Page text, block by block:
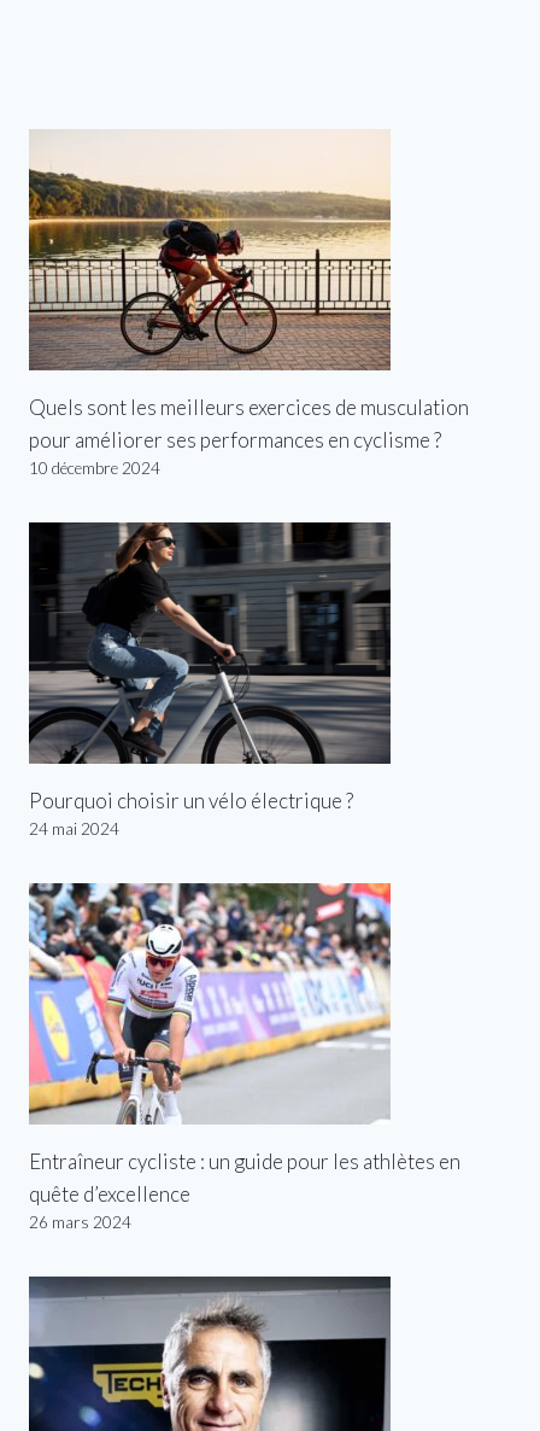
Quels sont les meilleurs exercices de musculation
pour améliorer ses performances en cyclisme ?
10 décembre 2024
Pourquoi choisir un vélo électrique ?
24 mai 2024
Entraîneur cycliste : un guide pour les athlètes en
quête d’excellence
26 mars 2024